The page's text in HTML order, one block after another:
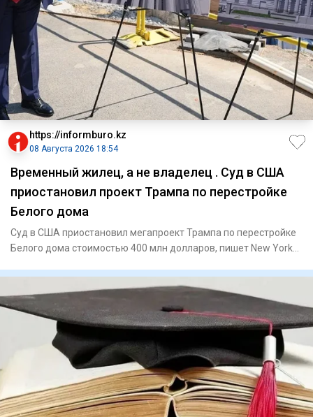
https://informburo.kz
08 Августа 2026 18:54
Временный жилец, а не владелец . Суд в США
приостановил проект Трампа по перестройке
Белого дома
Суд в США приостановил мегапроект Трампа по перестройке
Белого дома стоимостью 400 млн долларов, пишет New York